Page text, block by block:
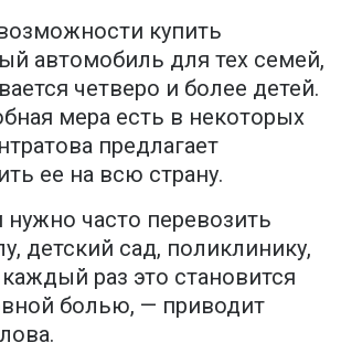
купить
автомобиль для тех семей,
четверо и более детей.
мера есть в некоторых
предлагает
ее на всю страну.
часто перевозить
детский сад, поликлинику,
раз это становится
болью, — приводит